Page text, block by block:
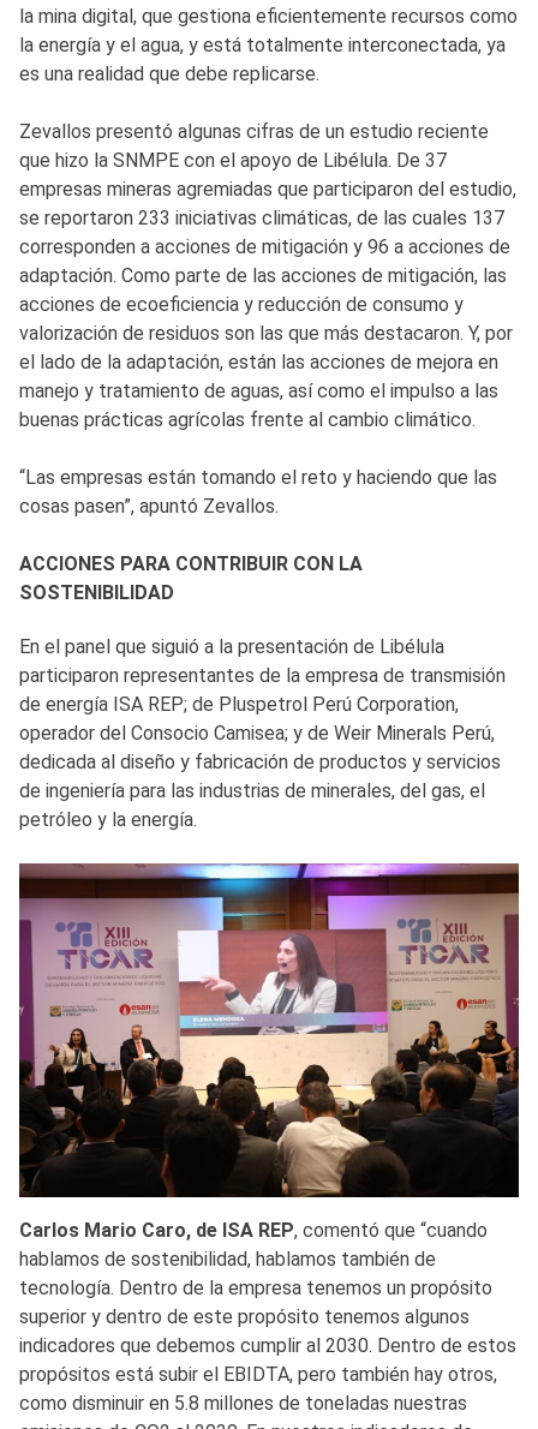
la mina digital, que gestiona eficientemente recursos como
la energía y el agua, y está totalmente interconectada, ya
es una realidad que debe replicarse.
Zevallos presentó algunas cifras de un estudio reciente
que hizo la SNMPE con el apoyo de Libélula. De 37
empresas mineras agremiadas que participaron del estudio,
se reportaron 233 iniciativas climáticas, de las cuales 137
corresponden a acciones de mitigación y 96 a acciones de
adaptación. Como parte de las acciones de mitigación, las
acciones de ecoeficiencia y reducción de consumo y
valorización de residuos son las que más destacaron. Y, por
el lado de la adaptación, están las acciones de mejora en
manejo y tratamiento de aguas, así como el impulso a las
buenas prácticas agrícolas frente al cambio climático.
“Las empresas están tomando el reto y haciendo que las
cosas pasen”, apuntó Zevallos.
ACCIONES PARA CONTRIBUIR CON LA
SOSTENIBILIDAD
En el panel que siguió a la presentación de Libélula
participaron representantes de la empresa de transmisión
de energía ISA REP; de Pluspetrol Perú Corporation,
operador del Consocio Camisea; y de Weir Minerals Perú,
dedicada al diseño y fabricación de productos y servicios
de ingeniería para las industrias de minerales, del gas, el
petróleo y la energía.
Carlos Mario Caro, de ISA REP, comentó que “cuando
hablamos de sostenibilidad, hablamos también de
tecnología. Dentro de la empresa tenemos un propósito
superior y dentro de este propósito tenemos algunos
indicadores que debemos cumplir al 2030. Dentro de estos
propósitos está subir el EBIDTA, pero también hay otros,
como disminuir en 5.8 millones de toneladas nuestras